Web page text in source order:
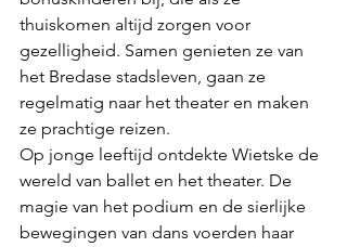
thuiskomen altijd zorgen voor
gezelligheid. Samen genieten ze van
het Bredase stadsleven, gaan ze
regelmatig naar het theater en maken
ze prachtige reizen.
Op jonge leeftijd ontdekte Wietske de
wereld van ballet en het theater. De
magie van het podium en de sierlijke
bewegingen van dans voerden haar